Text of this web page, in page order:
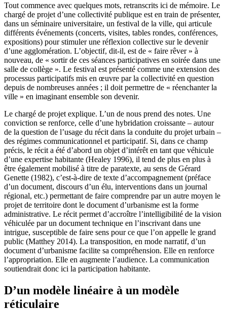
Tout commence avec quelques mots, retranscrits ici de mémoire. Le
chargé de projet d’une collectivité publique est en train de présenter,
dans un séminaire universitaire, un festival de la ville, qui articule
différents événements (concerts, visites, tables rondes, conférences,
expositions) pour stimuler une réflexion collective sur le devenir
d’une agglomération. L’objectif, dit-il, est de « faire rêver » à
nouveau, de « sortir de ces séances participatives en soirée dans une
salle de collège ». Le festival est présenté comme une extension des
processus participatifs mis en œuvre par la collectivité en question
depuis de nombreuses années ; il doit permettre de « réenchanter la
ville » en imaginant ensemble son devenir.
Le chargé de projet explique. L’un de nous prend des notes. Une
conviction se renforce, celle d’une hybridation croissante – autour
de la question de l’usage du récit dans la conduite du projet urbain –
des régimes communicationnel et participatif. Si, dans ce champ
précis, le récit a été d’abord un objet d’intérêt en tant que véhicule
d’une expertise habitante (Healey 1996), il tend de plus en plus à
être également mobilisé à titre de paratexte, au sens de Gérard
Genette (1982), c’est-à-dire de texte d’accompagnement (préface
d’un document, discours d’un élu, interventions dans un journal
régional, etc.) permettant de faire comprendre par un autre moyen le
projet de territoire dont le document d’urbanisme est la forme
administrative. Le récit permet d’accroître l’intelligibilité de la vision
véhiculée par un document technique en l’inscrivant dans une
intrigue, susceptible de faire sens pour ce que l’on appelle le grand
public (Matthey 2014). La transposition, en mode narratif, d’un
document d’urbanisme facilite sa compréhension. Elle en renforce
l’appropriation. Elle en augmente l’audience. La communication
soutiendrait donc ici la participation habitante.
D’un modèle linéaire à un modèle
réticulaire